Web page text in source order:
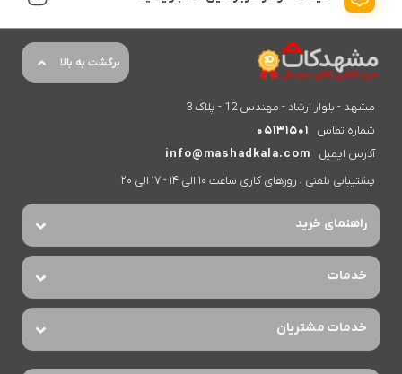
برگشت به بالا
مشهد - بلوار ارشاد - مهندس 12 - پلاک 3
شماره تماس
05131501
آدرس ایمیل
info@mashadkala.com
پشتیبانی تلفنی ، روزهای کاری ساعت 10 الی 14 - 17 الی 20
راهنمای خرید
خدمات
خدمات مشتریان